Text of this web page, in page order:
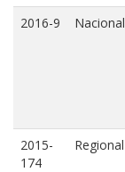
2016-9 Nacional
2015-
174
Regional